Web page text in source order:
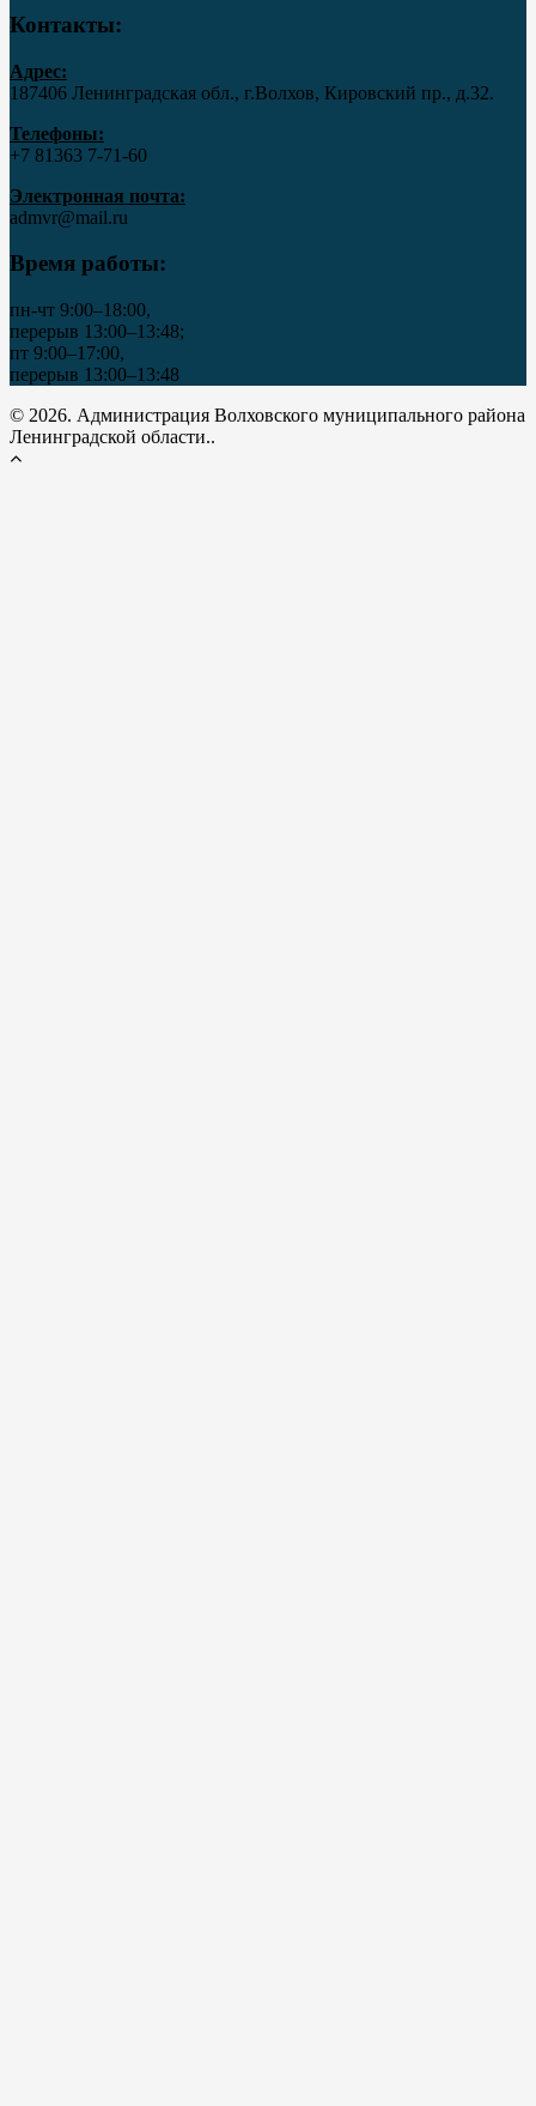
Контакты:
Адрес:
187406 Ленинградская обл., г.Волхов, Кировский пр., д.32.
Телефоны:
+7 81363 7‑71-60
Электронная почта:
admvr@mail.ru
Время работы:
пн-чт 9:00–18:00,
перерыв 13:00–13:48;
пт 9:00–17:00,
перерыв 13:00–13:48
© 2026. Администрация Волховского муниципального района
Ленинградской области..